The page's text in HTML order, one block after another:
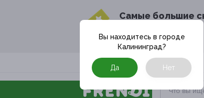
Cамые большие
в твоём
Москва
Вы находитесь в городе
Калининград?
Да Нет